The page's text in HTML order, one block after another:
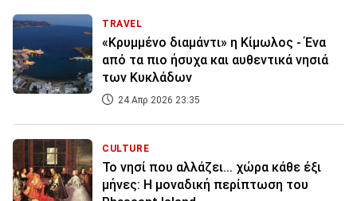
TRAVEL
«Κρυμμένο διαμάντι» η Κίμωλος - Ένα
από τα πιο ήσυχα και αυθεντικά νησιά
των Κυκλάδων
24 Απρ 2026 23:35
CULTURE
Το νησί που αλλάζει... χώρα κάθε έξι
μήνες: Η μοναδική περίπτωση του